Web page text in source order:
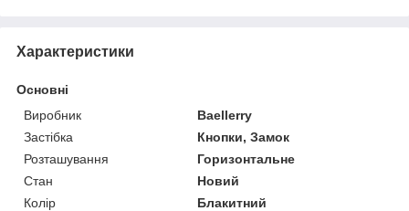
Характеристики
Основні
Виробник
Baellerry
Застібка
Кнопки, Замок
Розташування
Горизонтальне
Стан
Новий
Колір
Блакитний